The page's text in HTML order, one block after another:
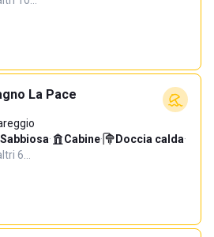
La Pace
Sabbiosa· Cabine· Doccia calda·
6…